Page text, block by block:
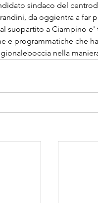
sindaco del
da oggientra a far
suopartito a Ciampino e'
e programmatiche che
nella